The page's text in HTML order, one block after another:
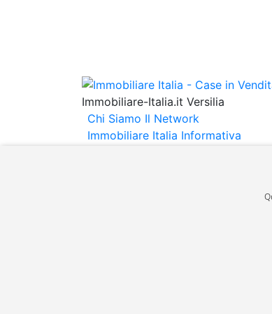
Immobiliare-Italia.it Versilia
Chi Siamo Il Network
Immobiliare Italia Informativa
Gli annunci immobiliari presenti
italia.it quindi non è responsabile